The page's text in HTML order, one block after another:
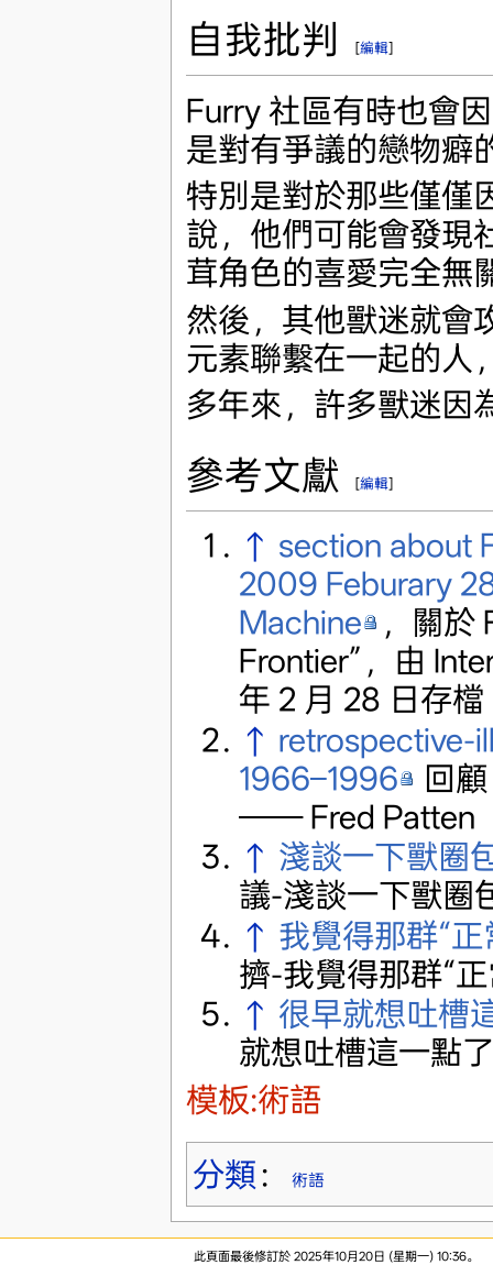
自我批判 [編輯]
Furry 社區有時也會
是對有爭議的戀物癖
特別是對於那些僅僅
說，他們可能會發現
茸角色的喜愛完全無
然後，其他獸迷就會
元素聯繫在一起的人
多年來，許多獸迷因
參考文獻 [編輯]
↑ section about
2009 Feburary
Machine
，關於
Frontier”，由
年 2 月 28 日存檔
↑ retrospective-
1966–1996
回
—— Fred Patten
↑ 淺談一下獸圈
議-淺談一下獸圈
↑ 我覺得那群“
擠-我覺得那群“
↑ 很早就想吐槽
就想吐槽這一點了
模板:術語
分類 ： 術語
此頁面最後修訂於 2025年10月20日 (星期一) 10:36。